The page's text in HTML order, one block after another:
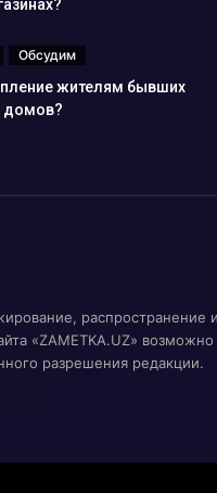
Обсудим
жителям бывших
домов?
распространение
«ZAMETKA.UZ» возможно
разрешения редакции.